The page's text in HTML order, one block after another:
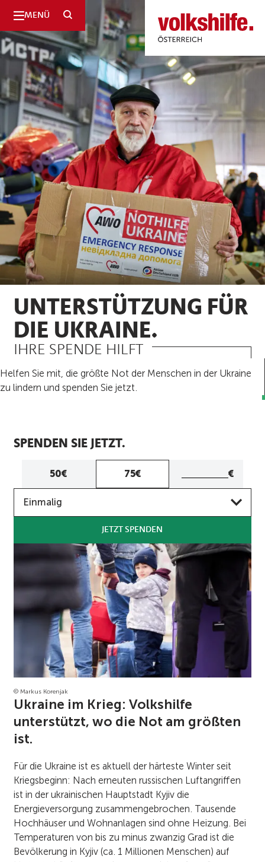
MENÜ SUCHE
Volkshilfe
Österreich
UNTERSTÜTZUNG FÜR
DIE UKRAINE.
IHRE SPENDE HILFT
Helfen Sie mit, die größte Not der Menschen in der Ukraine
zu lindern und spenden Sie jetzt.
SPENDEN SIE JETZT.
50€ 75€
Betrag
€
Einmalig
JETZT SPENDEN
© Markus Korenjak
Ukraine im Krieg: Volkshilfe
unterstützt, wo die Not am größten
ist.
Für die Ukraine ist es aktuell der härteste Winter seit
Kriegsbeginn: Nach erneuten russischen Luftangriffen
ist in der ukrainischen Hauptstadt Kyjiv die
Energieversorgung zusammengebrochen. Tausende
Hochhäuser und Wohnanlagen sind ohne Heizung. Bei
Temperaturen von bis zu minus zwanzig Grad ist die
Bevölkerung in Kyjiv (ca. 1 Millionen Menschen) auf